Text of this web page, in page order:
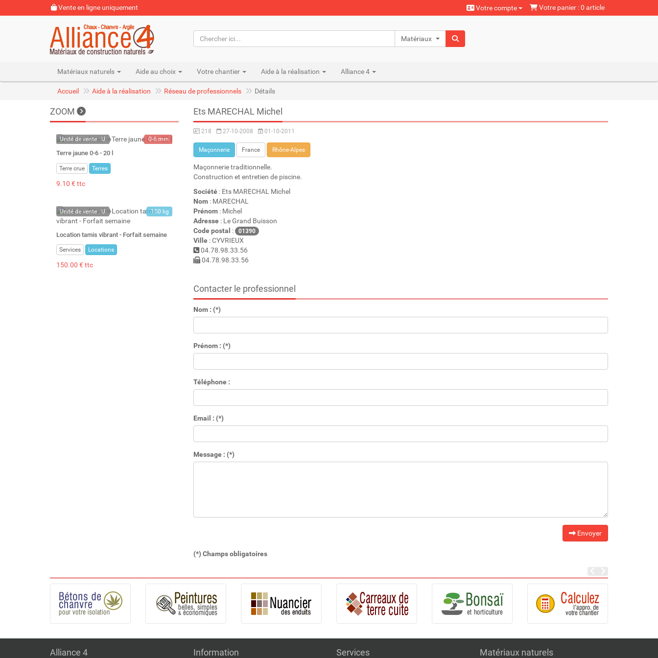
Vente en ligne uniquement Votre compte Votre panier : 0 article
Matériaux naturels
Matériaux naturels Aide au choix Votre chantier Aide à la réalisation Alliance 4
Accueil Aide à la réalisation Réseau de professionnels Détails
ZOOM
Unité de vente : U
0-6 mm
Terre jaune 0-6 - 20 l
Terre crue Terres
9.10 € ttc
Unité de vente : U 150 kg
Location tamis vibrant - Forfait semaine
Services Locations
150.00 € ttc
Ets MARECHAL Michel
218 27-10-2008 01-10-2011
Maçonnerie France Rhône-Alpes
Maçonnerie traditionnelle.
Construction et entretien de piscine.
Société: Ets MARECHAL Michel
Nom: MARECHAL
Prénom: Michel
Adresse: Le Grand Buisson
Code postal : 01390
Ville: CYVRIEUX
04.78.98.33.56
04.78.98.33.56
Contacter le professionnel
Nom : (*)
Prénom : (*)
Téléphone :
Email : (*)
Message : (*)
Envoyer
(*) Champs obligatoires
Alliance 4 Information Services Matériaux naturels